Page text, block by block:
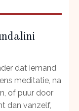
dat iemand
meditatie, na
of puur door
dan vanzelf,